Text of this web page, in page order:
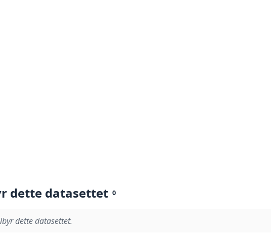
dette datasettet 0
dette datasettet.